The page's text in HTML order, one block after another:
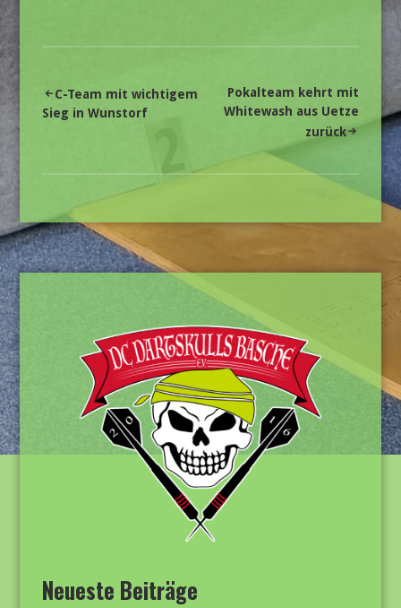
Beitragsnavigation
C-Team mit wichtigem
Sieg in Wunstorf
Pokalteam kehrt mit
Whitewash aus Uetze
zurück
Neueste Beiträge